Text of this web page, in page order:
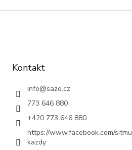
Kontakt
info@sazo.cz
773 646 880
+420 773 646 880
https://www.facebook.com/
kazdy